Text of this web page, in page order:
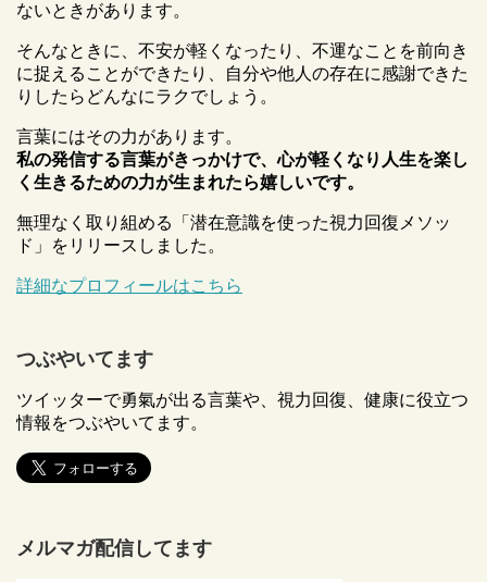
ないときがあります。
そんなときに、不安が軽くなったり、不運なことを前向き
に捉えることができたり、自分や他人の存在に感謝できた
りしたらどんなにラクでしょう。
言葉にはその力があります。
私の発信する言葉がきっかけで、心が軽くなり人生を楽し
く生きるための力が生まれたら嬉しいです。
無理なく取り組める「潜在意識を使った視力回復メソッ
ド」をリリースしました。
詳細なプロフィールはこちら
つぶやいてます
ツイッターで勇氣が出る言葉や、視力回復、健康に役立つ
情報をつぶやいてます。
メルマガ配信してます